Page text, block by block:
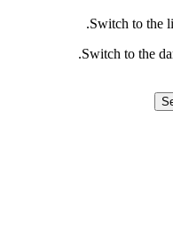
Switch to the
Switch to the